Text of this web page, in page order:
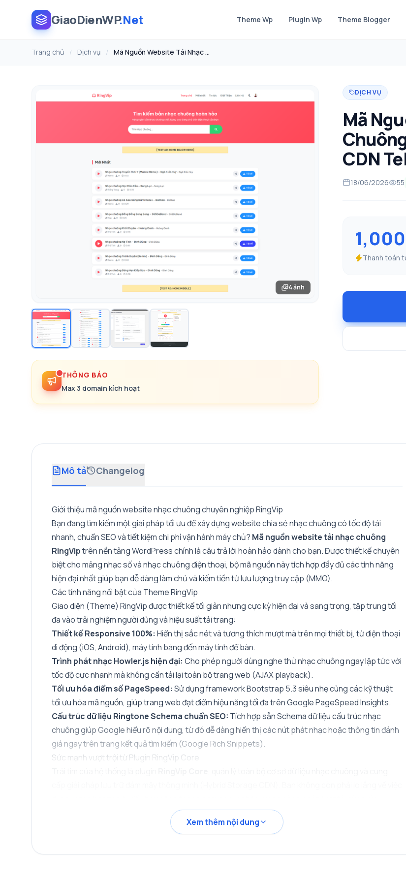
GiaoDienWP.Net Theme Wp Plugin Wp Theme Blogger
Trang chủ / Dịch vụ / Mã Nguồn Website Tải Nhạc Chuông WordPress Chuẩn SEO, CDN Telegram & R2
4 ảnh
THÔNG BÁO
Max 3 domain kích hoạt
DỊCH VỤ
Mã
CDN
18/06/2026 55
Thanh toán
Mô tả Changelog
Giới thiệu mã nguồn website nhạc chuông chuyên nghiệp RingVip
Bạn đang tìm kiếm một giải pháp tối ưu để xây dựng website chia sẻ nhạc chuông có tốc độ tải
nhanh, chuẩn SEO và tiết kiệm chi phí vận hành máy chủ? Mã nguồn website tải nhạc chuông
RingViptrên nền tảng WordPress chính là câu trả lời hoàn hảo dành cho bạn. Được thiết kế chuyên
biệt cho mảng nhạc số và nhạc chuông điện thoại, bộ mã nguồn này tích hợp đầy đủ các tính năng
hiện đại nhất giúp bạn dễ dàng làm chủ và kiếm tiền từ lưu lượng truy cập (MMO).
Các tính năng nổi bật của Theme RingVip
Giao diện (Theme) RingVip được thiết kế tối giản nhưng cực kỳ hiện đại và sang trọng, tập trung tối
đa vào trải nghiệm người dùng và hiệu suất tải trang:
Thiết kế Responsive 100%: Hiển thị sắc nét và tương thích mượt mà trên mọi thiết bị, từ điện thoại
di động (iOS, Android), máy tính bảng đến máy tính để bàn.
Trình phát nhạc Howler.js hiện đại: Cho phép người dùng nghe thử nhạc chuông ngay lập tức với
tốc độ cực nhanh mà không cần tải lại toàn bộ trang web (AJAX playback).
Tối ưu hóa điểm số PageSpeed: Sử dụng framework Bootstrap 5.3 siêu nhẹ cùng các kỹ thuật
tối ưu hóa mã nguồn, giúp trang web đạt điểm hiệu năng tối đa trên Google PageSpeed Insights.
Cấu trúc dữ liệu Ringtone Schema chuẩn SEO: Tích hợp sẵn Schema dữ liệu cấu trúc nhạc
chuông giúp Google hiểu rõ nội dung, từ đó dễ dàng hiển thị các nút phát nhạc hoặc thông tin đánh
giá ngay trên trang kết quả tìm kiếm (Google Rich Snippets).
Sức mạnh vượt trội từ Plugin RingVip Core
1. Lưu trữ không giới hạn với Telegram CDN
Đây là tính năng độc đáo và cực kỳ tiết kiệm cho các webmaster. File nhạc chuông khi được tải lên
Telegram Bot API. Khi người dùng tải về, file sẽ được stream trực tiếp từ máy chủ Telegram với
Xem thêm nội dung